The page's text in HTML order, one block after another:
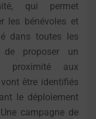
qui permet
les bénévoles et
dans toutes les
proposer un
proximité aux
être identifiés
le déploiement
campagne de